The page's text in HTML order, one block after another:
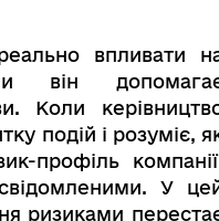
впливати
він
Коли
подій і розуміє,
профіль
У
ризиками